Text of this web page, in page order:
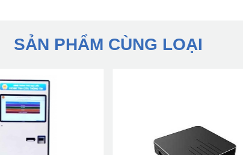
SẢN PHẨM CÙNG LOẠI